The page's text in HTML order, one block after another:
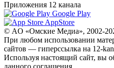
Приложения 12 канала
Google Play
AppStore
© AO «Омские Медиа», 2002-
При любом использовании
сайтов — гиперссылка на 12-
Используя настоящий сайт, вы
данного соглашения.